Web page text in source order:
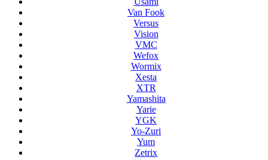
Van Fook
Versus
Vision
VMC
Wefox
Wormix
Xesta
XTR
Yamashita
Yarie
YGK
Yo-Zuri
Yum
Zetrix